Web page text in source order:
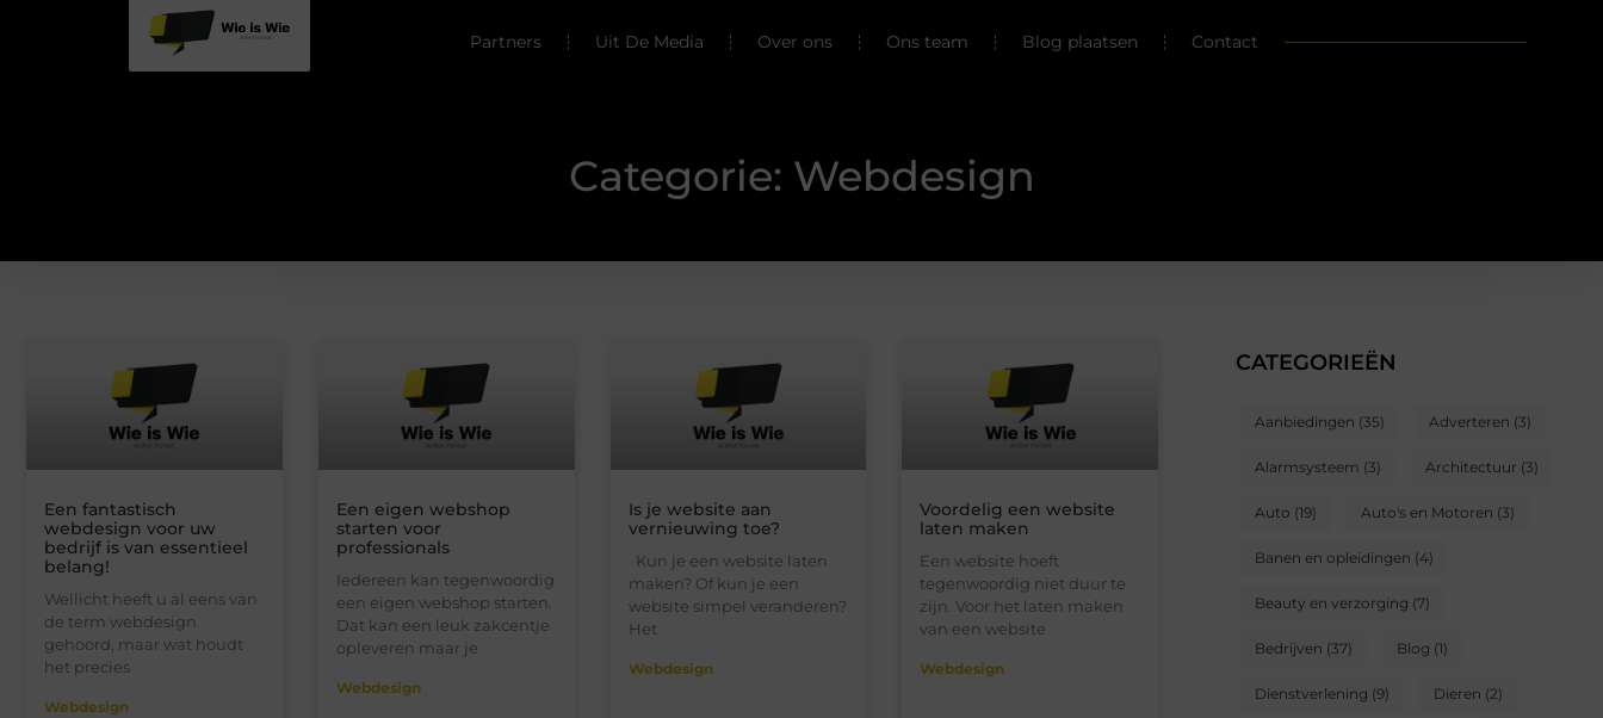
Partners Uit De Media Over ons Ons team Blog plaatsen Contact
Categorie: Webdesign
Een fantastisch
webdesign voor uw
bedrijf is van essentieel
belang!
Wellicht heeft u al eens van
de term webdesign
gehoord, maar wat houdt
het precies
Webdesign
Een eigen webshop
starten voor
professionals
Iedereen kan tegenwoordig
een eigen webshop starten.
Dat kan een leuk zakcentje
opleveren maar je
Webdesign
Is je website aan
vernieuwing toe?
Kun je een website laten
maken? Of kun je een
website simpel veranderen?
Het
Webdesign
Voordelig een website
laten maken
Een website hoeft
tegenwoordig niet duur te
zijn. Voor het laten maken
van een website
Webdesign
CATEGORIEËN
Aanbiedingen (35) Adverteren (3)
Alarmsysteem (3) Architectuur (3)
Auto (19) Auto's en Motoren (3)
Banen en opleidingen (4)
Beauty en verzorging (7)
Bedrijven (37) Blog (1)
Dienstverlening (9) Dieren (2)